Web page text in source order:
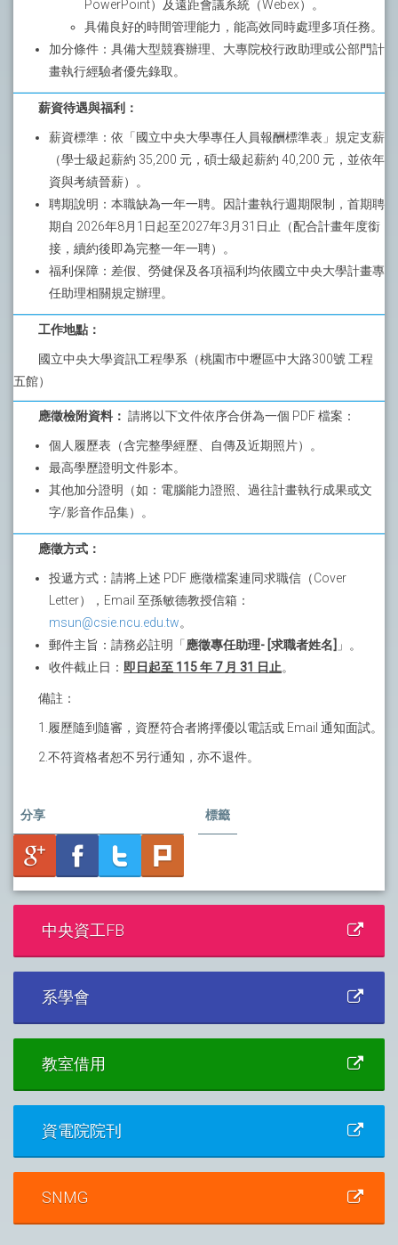
PowerPoint）及遠距會議系統（Webex）。
具備良好的時間管理能力，能高效同時處理多項任務。
加分條件：具備大型競賽辦理、大專院校行政助理或公部門計
畫執行經驗者優先錄取。
薪資待遇與福利：
薪資標準：依「國立中央大學專任人員報酬標準表」規定支薪
（學士級起薪約 35,200 元，碩士級起薪約 40,200 元，並依年
資與考績晉薪）。
聘期說明：本職缺為一年一聘。因計畫執行週期限制，首期聘
期自 2026年8月1日起至2027年3月31日止（配合計畫年度銜
接，續約後即為完整一年一聘）。
福利保障：差假、勞健保及各項福利均依國立中央大學計畫專
任助理相關規定辦理。
工作地點：
國立中央大學資訊工程學系（桃園市中壢區中大路300號 工程
五館）
應徵檢附資料： 請將以下文件依序合併為一個 PDF 檔案：
個人履歷表（含完整學經歷、自傳及近期照片）。
最高學歷證明文件影本。
其他加分證明（如：電腦能力證照、過往計畫執行成果或文
字/影音作品集）。
應徵方式：
投遞方式：請將上述 PDF 應徵檔案連同求職信（Cover
Letter），Email 至孫敏德教授信箱：
msun@csie.ncu.edu.tw。
郵件主旨：請務必註明「應徵專任助理- [求職者姓名]
」。
收件截止日： 即日起至 115 年 7 月 31 日止。
備註：
1.履歷隨到隨審，資歷符合者將擇優以電話或 Email 通知面試。
2.不符資格者恕不另行通知，亦不退件。
分享 標籤
中央資工FB
系學會
教室借用
資電院院刊
SNMG